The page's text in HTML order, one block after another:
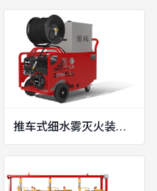
推车式细水雾灭火装置（汽油机动力）